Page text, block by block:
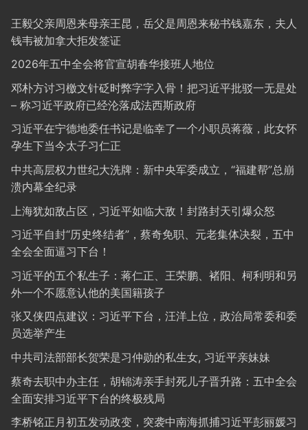
王毅父亲周恩来母亲王昆，岳父是周恩来秘书钱嘉东，夫人
钱韦被加拿大拒发签证
2026年五中全会将官宣胡春华接班人地位
邓朴方讨习檄文针砭时弊字字入骨！把习近平批驳一无是处
– 称习近平政府已经沦落成法西斯政府
习近平在宁德地委任书记是临幸了一个小职员蒋薇，此女怀
孕生下当今太子习仁正
中共高层权力世纪大洗牌：新中央军委成立，“福建帮”总崩
溃内幕全纪录
上海犹如敌占区，习近平如临大敌！封路封天引爆众怒
习近平自封“历史终结者”，蔡奇免职、元老集体决裂，五中
全会全面逼习下台！
习近平的五个私生子：蒋仁正、王荣鹏、褚阳、柯利明和另
外一个不愿意认他的美国籍孩子
张又侠四点建议：习近平下台，汪洋上位，政治局常委和委
员选举产生
中共司法部部长贺荣是习仲勋的私生女, 习近平亲妹妹
蔡奇去职中办主任，胡锦涛亲手封死儿子晋升路：五中全会
全面安排习近平下台的终极残局
李桥铭正月初五发动政变，突袭中南海抓捕习近平彭丽媛习